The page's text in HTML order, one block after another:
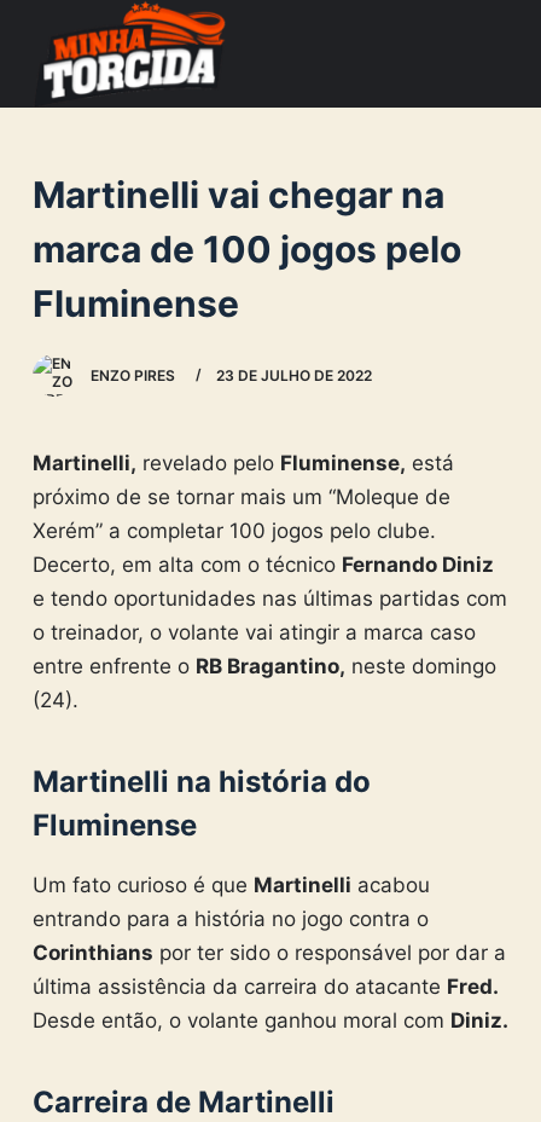
o
e
Martinelli vai chegar na
marca de 100 jogos pelo
Fluminense
ENZO PIRES 23 DE JULHO DE 2022
Martinelli, revelado pelo Fluminense, está
próximo de se tornar mais um “Moleque de
Xerém” a completar 100 jogos pelo clube.
Decerto, em alta com o técnico Fernando Diniz
e tendo oportunidades nas últimas partidas com
o treinador, o volante vai atingir a marca caso
entre enfrente o RB Bragantino, neste domingo
(24).
Martinelli na história do
Fluminense
Um fato curioso é que Martinelli acabou
entrando para a história no jogo contra o
Corinthians por ter sido o responsável por dar a
última assistência da carreira do atacante Fred.
Desde então, o volante ganhou moral com Diniz.
Carreira de Martinelli